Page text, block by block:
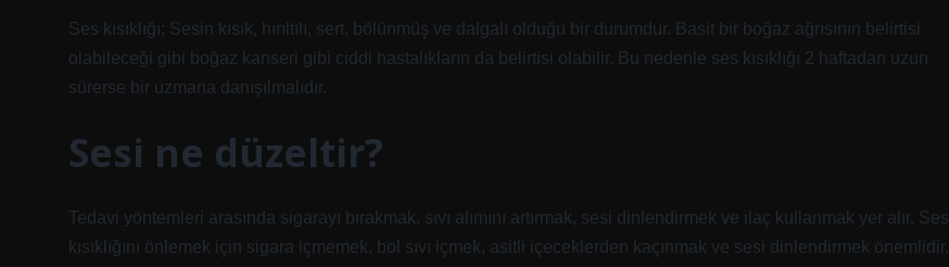
Ses kısıklığı; Sesin kısık, hırıltılı, sert, bölünmüş ve dalgalı olduğu bir durumdur. Basit bir boğaz ağrısının belirtisi
olabileceği gibi boğaz kanseri gibi ciddi hastalıkların da belirtisi olabilir. Bu nedenle ses kısıklığı 2 haftadan uzun
sürerse bir uzmana danışılmalıdır.
Sesi ne düzeltir?
Tedavi yöntemleri arasında sigarayı bırakmak, sıvı alımını artırmak, sesi dinlendirmek ve ilaç kullanmak yer alır. Ses
kısıklığını önlemek için sigara içmemek, bol sıvı içmek, asitli içeceklerden kaçınmak ve sesi dinlendirmek önemlidir.